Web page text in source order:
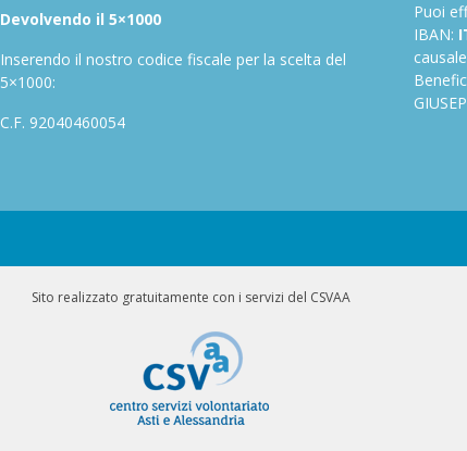
Devolvendo il 5×1000
Inserendo il nostro codice fiscale per la scelta del
5×1000:
C.F. 92040460054
Puoi
IBAN:
Sito realizzato gratuitamente con i servizi del CSVAA